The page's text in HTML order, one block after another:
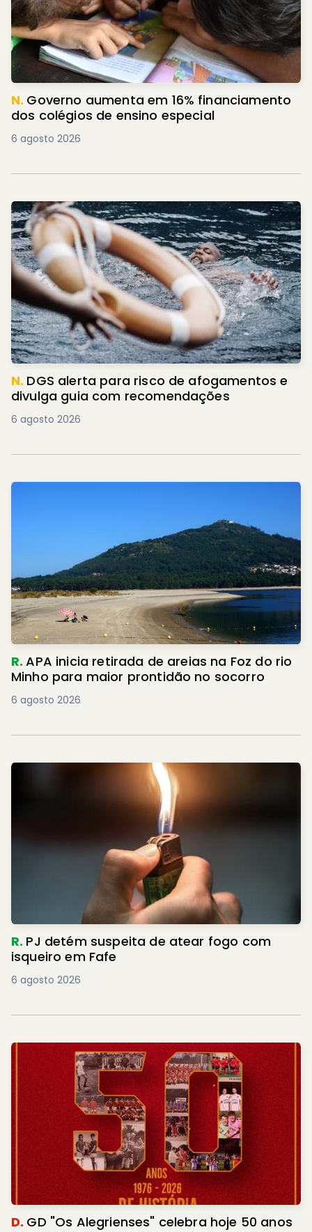
N. Governo aumenta em 16% financiamento
dos colégios de ensino especial
6 agosto 2026
N. DGS alerta para risco de afogamentos e
divulga guia com recomendações
6 agosto 2026
R.APA inicia retirada de areias na Foz do rio
Minho para maior prontidão no socorro
6 agosto 2026
R. PJ detém suspeita de atear fogo com
isqueiro em Fafe
6 agosto 2026
D. GD "Os Alegrienses" celebra hoje 50 anos